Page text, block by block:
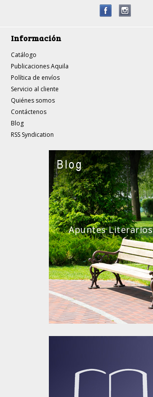
Información
Catálogo
Publicaciones Aquila
Política de envíos
Servicio al cliente
Quiénes somos
Contáctenos
Blog
RSS Syndication
Apuntes Literarios